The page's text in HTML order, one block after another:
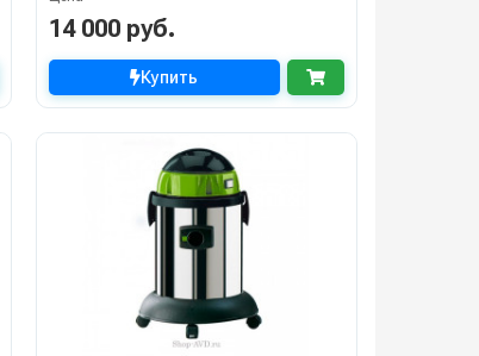
14 000 руб.
Купить